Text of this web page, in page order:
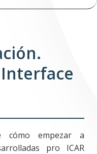
cómo empezar a
pro ICAR